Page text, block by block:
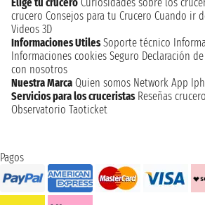
crucero Consejos para tu Crucero Cuando ir
Videos 3D
Informaciones Utiles Soporte técnico
Informaciones cookies Seguro Declaración
con nosotros
Nuestra Marca Quien somos Network App
Servicios para los cruceristas Reseñas
Observatorio Taoticket
Pagos